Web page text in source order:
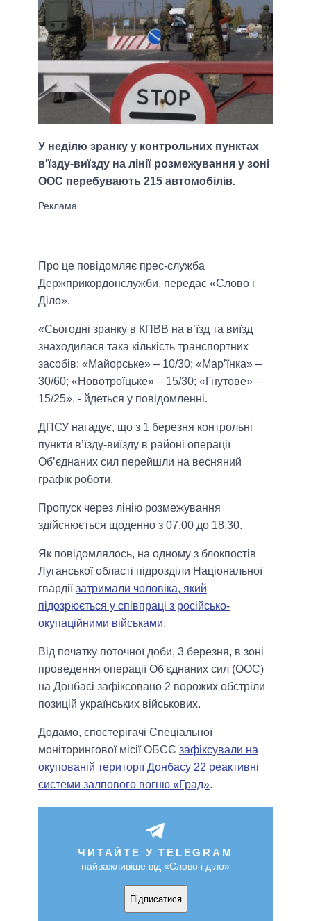
У неділю зранку у контрольних пунктах
в'їзду-виїзду на лінії розмежування у зоні
ООС перебувають 215 автомобілів.
Про це повідомляє прес-служба
Держприкордонслужби, передає «Слово і
Діло».
«Сьогодні зранку в КПВВ на в’їзд та виїзд
знаходилася така кількість транспортних
засобів: «Майорське» – 10/30; «Мар’їнка» –
30/60; «Новотроїцьке» – 15/30; «Гнутове» –
15/25», - йдеться у повідомленні.
ДПСУ нагадує, що з 1 березня контрольні
пункти в’їзду-виїзду в районі операції
Об’єднаних сил перейшли на весняний
графік роботи.
Пропуск через лінію розмежування
здійснюється щоденно з 07.00 до 18.30.
Як повідомлялось, на одному з блокпостів
Луганської області підрозділи Національної
гвардіїзатримали чоловіка, який
підозрюється у співпраці з російсько-
окупаційними військами.
Від початку поточної доби, 3 березня, в зоні
проведення операції Об'єднаних сил (ООС)
на Донбасі зафіксовано 2 ворожих обстріли
позицій українських військових.
Додамо, спостерігачі Спеціальної
моніторингової місії ОБСЄ зафіксували на
окупованій території Донбасу 22 реактивні
системи залпового вогню «Град».
ЧИТАЙТЕ У TELEGRAM
найважливіше від «Слово і діло»
Підписатися